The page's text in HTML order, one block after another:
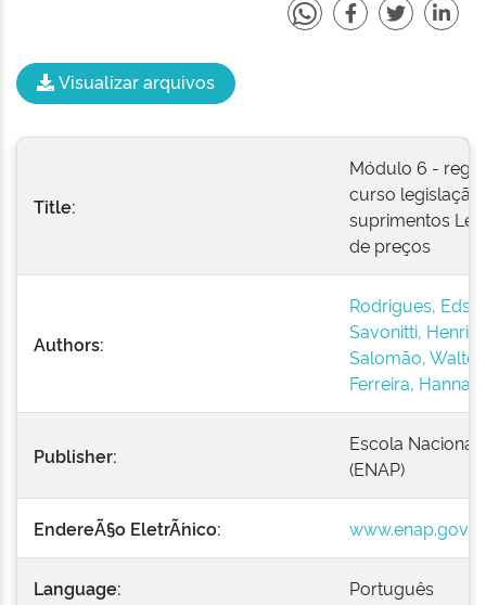
Visualizar arquivos
Title:
Módulo 6 -
curso
suprimentos
de preços
Authors:
Rodrigues,
Savonitti,
Salomão, Walter
Ferreira, Hanna
Publisher:
Escola
(ENAP)
EndereÃ§o EletrÃ´nico:
Language: Português